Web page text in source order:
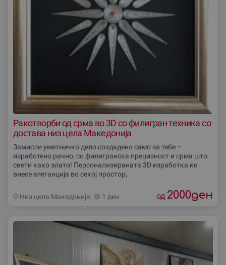
Ракотворби од срма во 3D со филигран техника со
достава низ цела Македониjа
Замисли уметничко дело создадено само за тебе –
изработено рачно, со филигранска прецизност и срма што
свети како злато! Персонализираната 3D изработка ќе
внесе елеганција во секој простор,
Низ цела Македониjа 1 ден од 2000ден